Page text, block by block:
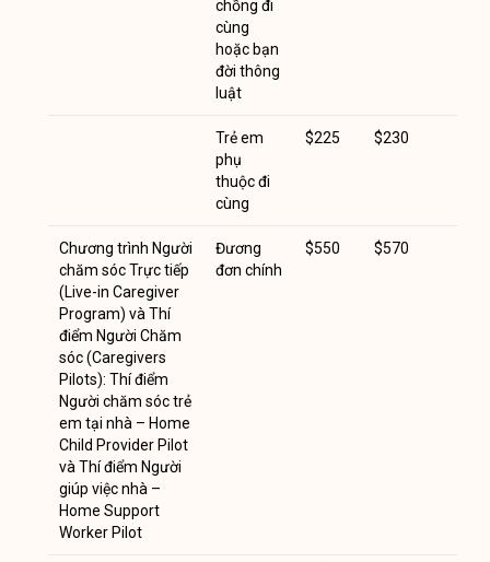
chồng đi
cùng
hoặc bạn
đời thông
luật
Trẻ em
phụ
thuộc đi
cùng
$225 $230
Chương trình Người
chăm sóc Trực tiếp
(Live-in Caregiver
Program) và Thí
điểm Người Chăm
sóc (Caregivers
Pilots): Thí điểm
Người chăm sóc trẻ
em tại nhà – Home
Child Provider Pilot
và Thí điểm Người
giúp việc nhà –
Home Support
Worker Pilot
Đương
đơn chính
$550 $570